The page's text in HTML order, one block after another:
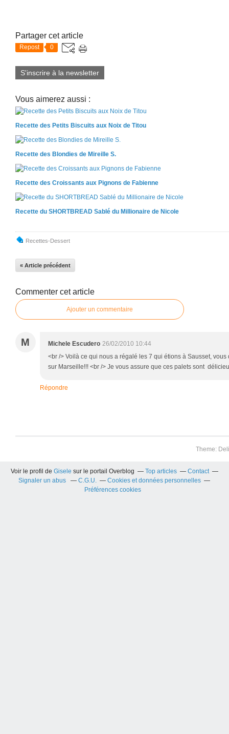
Partager cet article
Repost 0
S'inscrire à la newsletter
Vous aimerez aussi :
Recette des Petits Biscuits aux Noix de Titou
Recette des Blondies de Mireille S.
Recette des Croissants aux Pignons de Fabienne
Recette du SHORTBREAD Sablé du Millionaire de Nicole
Recettes-Dessert
« Article précédent
Commenter cet article
Ajouter un commentaire
M Michele Escudero 26/02/2010 10:44
<br /> Voilà ce qui nous a régalé les 7 qui étions à Sausset,
sur Marseille!!! <br /> Je vous assure que ces palets sont
Répondre
Theme:
Voir le profil de Gisele sur le portail Overblog Top articles
Contact
Signaler un abus
C.G.U.
Cookies et données personnelles
Préférences cookies